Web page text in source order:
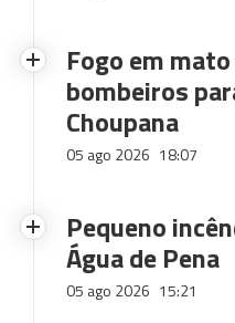
Fogo em
bombeiros
Choupana
05 ago 2026 18:07
Pequeno
Água de Pena
05 ago 2026 15:21